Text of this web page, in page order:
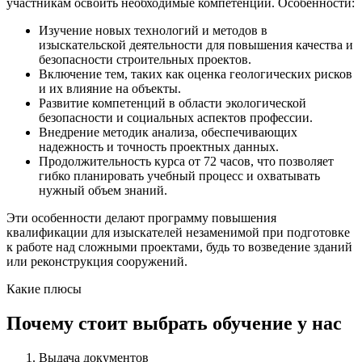
участникам освоить необходимые компетенции. Особенности:
Изучение новых технологий и методов в
изыскательской деятельности для повышения качества и
безопасности строительных проектов.
Включение тем, таких как оценка геологических рисков
и их влияние на объекты.
Развитие компетенций в области экологической
безопасности и социальных аспектов профессии.
Внедрение методик анализа, обеспечивающих
надежность и точность проектных данных.
Продолжительность курса от 72 часов, что позволяет
гибко планировать учебный процесс и охватывать
нужный объем знаний.
Эти особенности делают программу повышения
квалификации для изыскателей незаменимой при подготовке
к работе над сложными проектами, будь то возведение зданий
или реконструкция сооружений.
Какие плюсы
Почему стоит выбрать обучение у нас
Выдача документов